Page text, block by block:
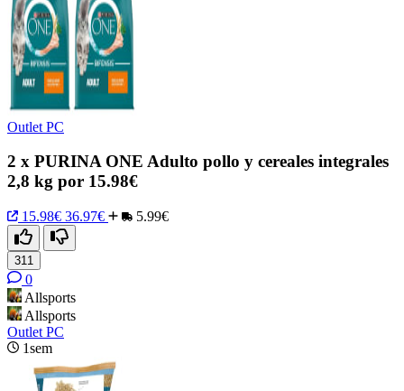
Outlet PC
2 x PURINA ONE Adulto pollo y cereales integrales
2,8 kg por 15.98€
15.98€ 36.97€ 5.99€
311
0
Allsports
Allsports
Outlet PC
1sem